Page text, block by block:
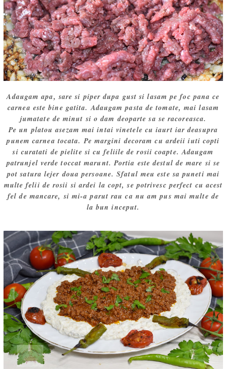
Adaugam apa, sare si piper dupa gust si lasam pe foc pana ce
carnea este bine gatita. Adaugam pasta de tomate, mai lasam
jumatate de minut si o dam deoparte sa se racoreasca.
Pe un platou asezam mai intai vinetele cu iaurt iar deasupra
punem carnea tocata. Pe margini decoram cu ardeii iuti copti
si curatati de pielite si cu feliile de rosii coapte. Adaugam
patrunjel verde toccat marunt. Portia este destul de mare si se
pot satura lejer doua persoane. Sfatul meu este sa puneti mai
multe felii de rosii si ardei la copt, se potrivesc perfect cu acest
fel de mancare, si mi-a parut rau ca nu am pus mai multe de
la bun inceput.